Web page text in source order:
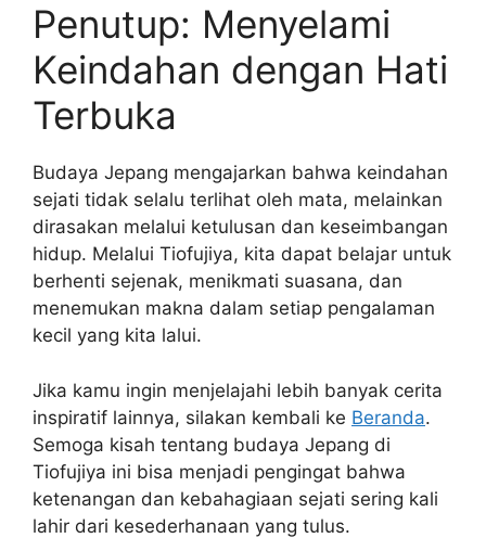
Penutup: Menyelami
Keindahan dengan Hati
Terbuka
Budaya Jepang mengajarkan bahwa keindahan
sejati tidak selalu terlihat oleh mata, melainkan
dirasakan melalui ketulusan dan keseimbangan
hidup. Melalui Tiofujiya, kita dapat belajar untuk
berhenti sejenak, menikmati suasana, dan
menemukan makna dalam setiap pengalaman
kecil yang kita lalui.
Jika kamu ingin menjelajahi lebih banyak cerita
inspiratif lainnya, silakan kembali ke Beranda.
Semoga kisah tentang budaya Jepang di
Tiofujiya ini bisa menjadi pengingat bahwa
ketenangan dan kebahagiaan sejati sering kali
lahir dari kesederhanaan yang tulus.